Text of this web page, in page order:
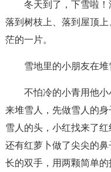
冬天到了，下雪啦！
落到树枝上、落到屋顶
茫的一片。
雪地里的小朋友在堆
不怕冷的小青用他
来堆雪人，先做雪人的
雪人的头，小红找来了
还有红萝卜做了尖尖的
长的双手，用两颗简单的